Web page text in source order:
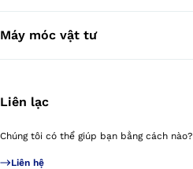
Máy móc vật tư
Liên lạc
Chúng tôi có thể giúp bạn bằng cách nào?
Liên hệ